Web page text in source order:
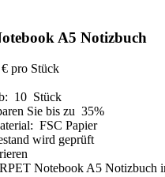
A5 Notizbuch
pro Stück
10 Stück
Sie bis zu 35%
FSC Papier
wird geprüft